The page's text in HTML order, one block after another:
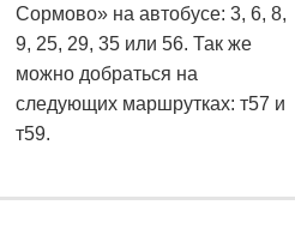
Сормово» на автобусе: 3, 6, 8,
9, 25, 29, 35 или 56. Так же
можно добраться на
следующих маршрутках: т57 и
т59.